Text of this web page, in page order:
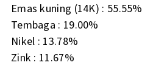
Emas kuning (14K) : 55.55%
Tembaga : 19.00%
Nikel : 13.78%
Zink : 11.67%